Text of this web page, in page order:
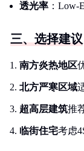
透光率 ：Low-
三、选择建议
南方炎热地区
北方严寒区域
超高层建筑推
临街住宅考虑